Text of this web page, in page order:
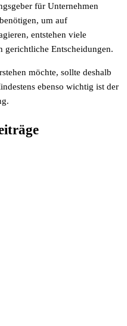
für Unternehmen
um auf
entstehen viele
gerichtliche Entscheidungen.
möchte, sollte deshalb
ebenso wichtig ist der